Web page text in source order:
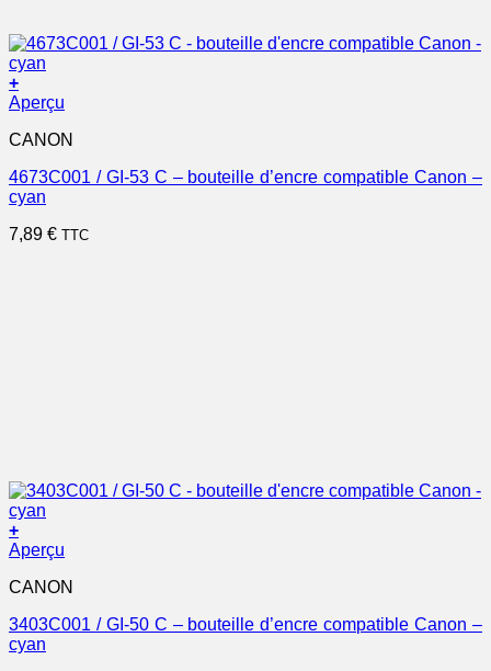
+
Aperçu
CANON
4673C001 / GI-53 C – bouteille d’encre compatible Canon –
cyan
7,89 € TTC
+
Aperçu
CANON
3403C001 / GI-50 C – bouteille d’encre compatible Canon –
cyan